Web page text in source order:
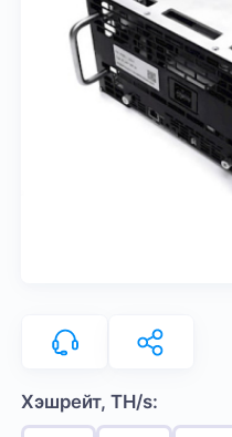
Хэшрейт, TH/s: